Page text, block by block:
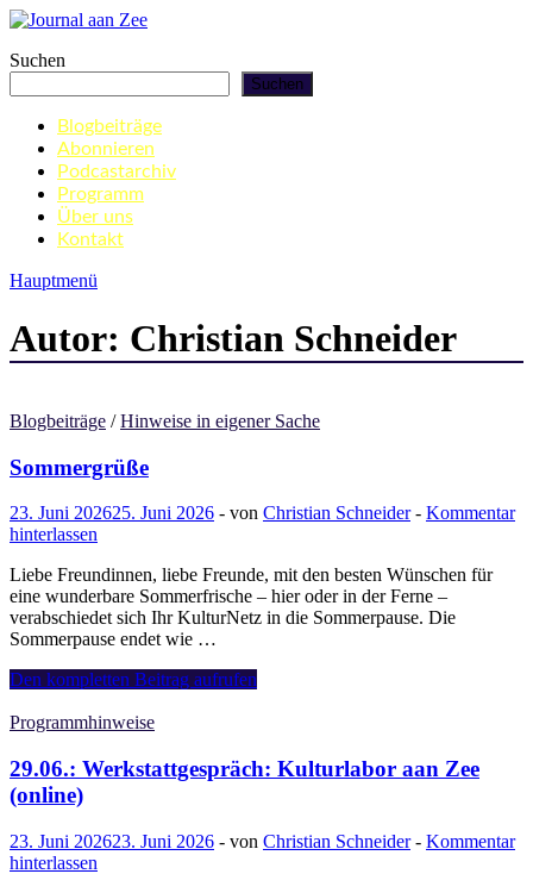
Zum
springen
Journal aan Zee
Suchen
Suchen
Blogbeiträge
Abonnieren
Podcastarchiv
Programm
Über uns
Kontakt
Hauptmenü
Autor: Christian Schneider
Blogbeiträge /Hinweise in eigener Sache
Sommergrüße
23. Juni 202625. Juni 2026 - von Christian Schneider- Kommentar
hinterlassen
Liebe Freundinnen, liebe Freunde, mit den besten Wünschen für
eine wunderbare Sommerfrische – hier oder in der Ferne –
verabschiedet sich Ihr KulturNetz in die Sommerpause. Die
Sommerpause endet wie …
Sommergrüße
Den kompletten Beitrag aufrufen
Programmhinweise
29.06.: Werkstattgespräch: Kulturlabor aan Zee
(online)
23. Juni 202623. Juni 2026 - von Christian Schneider- Kommentar
hinterlassen